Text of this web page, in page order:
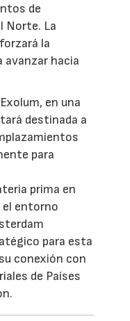
de
Norte. La
la
avanzar hacia
en una
destinada a
para
prima en
el entorno
para esta
conexión con
de Países